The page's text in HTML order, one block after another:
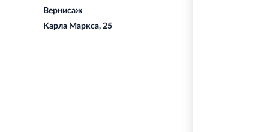
Вернисаж
Карла Маркса, 25